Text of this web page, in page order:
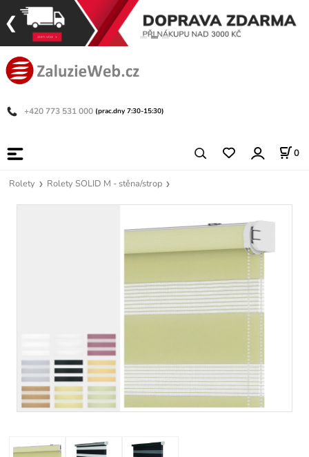
+420 773 531 000 (prac.dny 7:30-15:30)
0
Rolety Rolety SOLID M - stěna/strop